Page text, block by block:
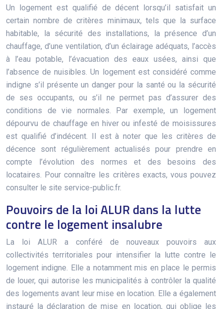
Un logement est qualifié de décent lorsqu’il satisfait un
certain nombre de critères minimaux, tels que la surface
habitable, la sécurité des installations, la présence d’un
chauffage, d’une ventilation, d’un éclairage adéquats, l’accès
à l’eau potable, l’évacuation des eaux usées, ainsi que
l’absence de nuisibles. Un logement est considéré comme
indigne s’il présente un danger pour la santé ou la sécurité
de ses occupants, ou s’il ne permet pas d’assurer des
conditions de vie normales. Par exemple, un logement
dépourvu de chauffage en hiver ou infesté de moisissures
est qualifié d’indécent. Il est à noter que les critères de
décence sont régulièrement actualisés pour prendre en
compte l’évolution des normes et des besoins des
locataires. Pour connaître les critères exacts, vous pouvez
consulter le site service-public.fr.
Pouvoirs de la loi ALUR dans la lutte
contre le logement insalubre
La loi ALUR a conféré de nouveaux pouvoirs aux
collectivités territoriales pour intensifier la lutte contre le
logement indigne. Elle a notamment mis en place le permis
de louer, qui autorise les municipalités à contrôler la qualité
des logements avant leur mise en location. Elle a également
instauré la déclaration de mise en location, qui oblige les